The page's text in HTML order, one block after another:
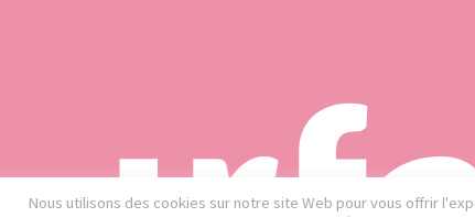
Nous utilisons des cookies sur notre site Web pour vous offrir